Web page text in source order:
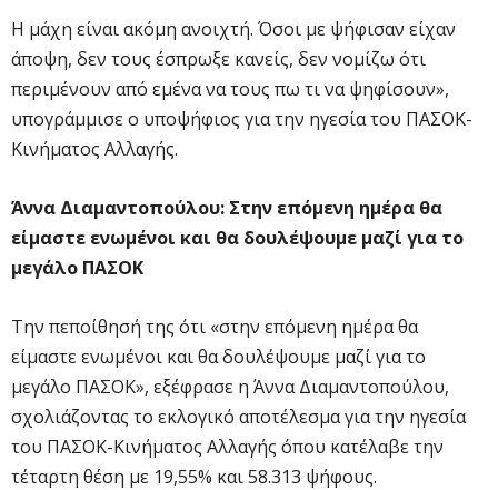
Η μάχη είναι ακόμη ανοιχτή. Όσοι με ψήφισαν είχαν
άποψη, δεν τους έσπρωξε κανείς, δεν νομίζω ότι
περιμένουν από εμένα να τους πω τι να ψηφίσουν»,
υπογράμμισε ο υποψήφιος για την ηγεσία του ΠΑΣΟΚ-
Κινήματος Αλλαγής.
Άννα Διαμαντοπούλου: Στην επόμενη ημέρα θα
είμαστε ενωμένοι και θα δουλέψουμε μαζί για το
μεγάλο ΠΑΣΟΚ
Την πεποίθησή της ότι «στην επόμενη ημέρα θα
είμαστε ενωμένοι και θα δουλέψουμε μαζί για το
μεγάλο ΠΑΣΟΚ», εξέφρασε η Άννα Διαμαντοπούλου,
σχολιάζοντας το εκλογικό αποτέλεσμα για την ηγεσία
του ΠΑΣΟΚ-Κινήματος Αλλαγής όπου κατέλαβε την
τέταρτη θέση με 19,55% και 58.313 ψήφους.